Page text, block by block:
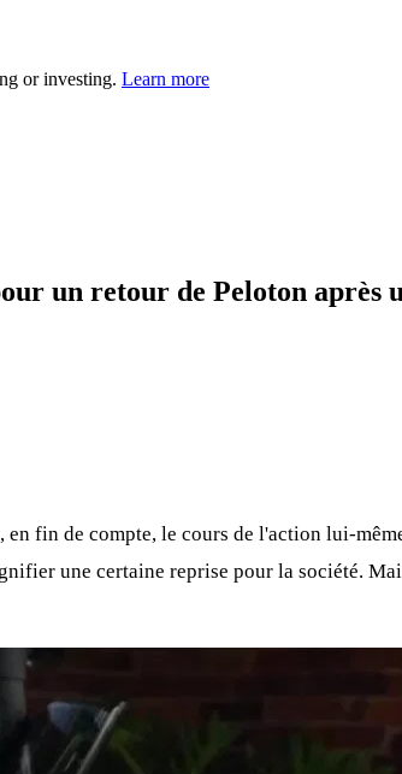
or investing. Learn more
un retour de Peloton après
fin de compte, le cours de l'action lui-
une certaine reprise pour la société.